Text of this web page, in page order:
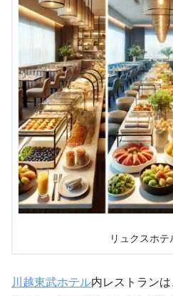
リュクスホテ
川越東武ホテル内レストラン